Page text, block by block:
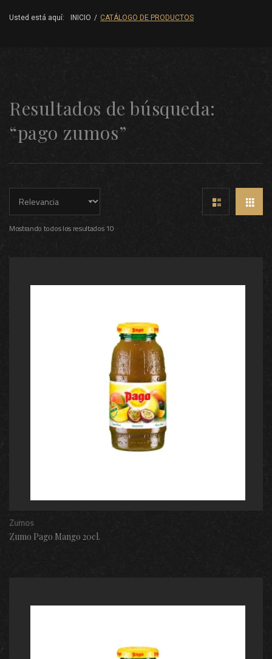
Usted está aquí: INICIO / CATÁLOGO DE PRODUCTOS
Resultados de búsqueda:
“pago zumos”
Mostrando todos los resultados 10
Zumos
Zumo Pago Mango 20cl.